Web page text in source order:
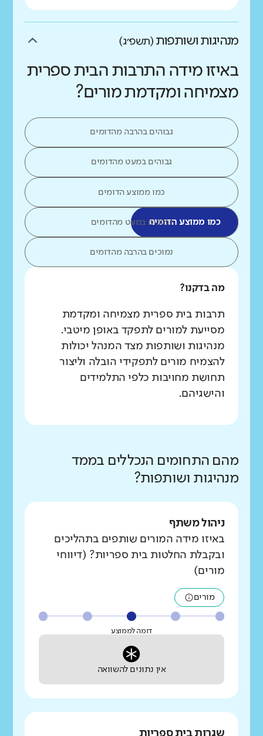
מנהיגות ושותפות (תשפ״ג)
באיזו מידה התרבות הבית ספרית
מצמיחה ומקדמת מורים?
גבוהים בהרבה מהדומים
גבוהים במעט מהדומים
כמו ממוצע הדומים
כמו ממוצע הדומיםנמוכים במעט מהדומים
נמוכים בהרבה מהדומים
מה בדקנו?
תרבות בית ספרית מצמיחה ומקדמת
מסייעת למורים לתפקד באופן מיטבי.
מנהיגות ושותפות מצד המנהל יכולות
להצמיח מורים לתפקידי הובלה וליצור
תחושת מחויבות כלפי התלמידים
והישגיהם.
מהם התחומים הנכללים בממד
מנהיגות ושותפות?
ניהול משתף
באיזו מידה המורים שותפים בתהליכים
ובקבלת החלטות בית ספריות? (דיווחי
מורים)
מורים
דומה לממוצע
אין נתונים להשוואה
שגרות בית ספריות